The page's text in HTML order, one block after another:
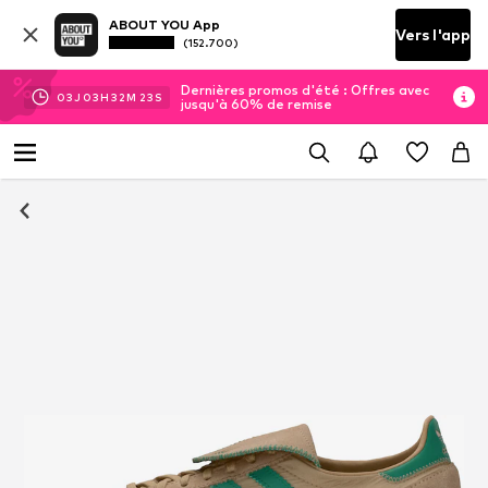
ABOUT YOU App
(152.700) Vers l'app
03J 03H 32M 23 S
Dernières promos d'été : Offres avec
jusqu'à 60% de remise